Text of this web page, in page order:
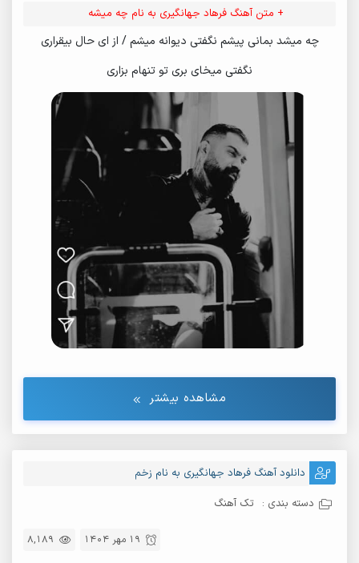
Darde Jodaei
77. Zakhme Del
Tovam Boshem Asheghedem
Khazan Gham
Farhad Jahangiri - Doran Khakestari
Farhad Jahangiri - Bighararem
Farhad Jahangiri - Bighararem
Farhad Jahangiri - Kherava Sham
Farhad Jahangiri - Kherava Sham
Bi Vafa
Farhad Jahangiri - Tavan
Refighe Narefigh
Daghe To
90. Be Yad To
Zanem Dosem Neyri
92. Mene Sada
+ متن آهنگ فرهاد جهانگیری به نام چه میشه
چه میشد بمانی پیشم نگفتی دیوانه میشم / از ای حال بیقراری
نگفتی میخای بری تو تنهام بزاری
مشاهده بیشتر
دانلود آهنگ فرهاد جهانگیری به نام زخم
دسته بندی : تک آهنگ
8,189 19 مهر 1404